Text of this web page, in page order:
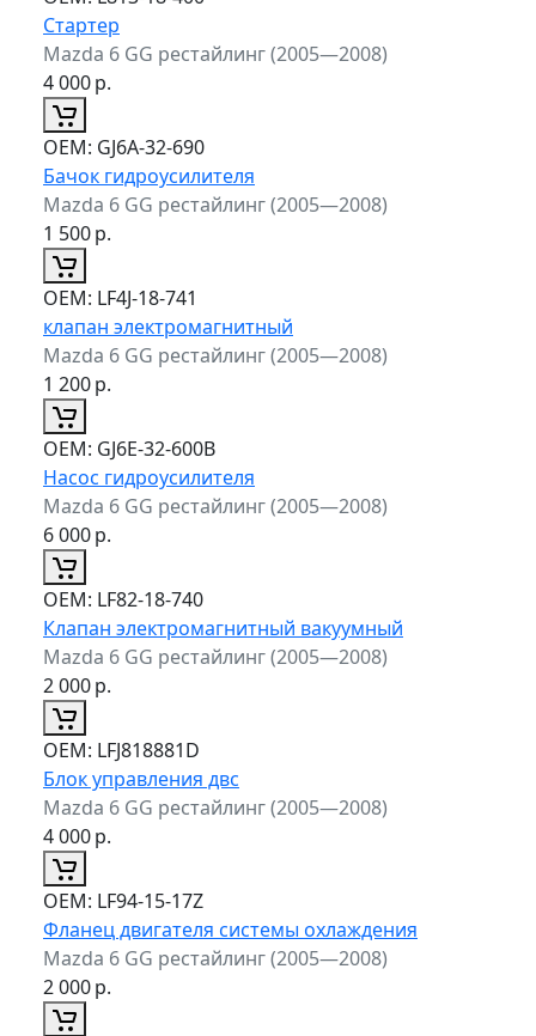
Стартер
Mazda 6 GG рестайлинг (2005—2008)
4 000р.
ОЕМ: GJ6A-32-690
Бачок гидроусилителя
Mazda 6 GG рестайлинг (2005—2008)
1 500р.
ОЕМ: LF4J-18-741
клапан электромагнитный
Mazda 6 GG рестайлинг (2005—2008)
1 200р.
ОЕМ: GJ6E-32-600B
Насос гидроусилителя
Mazda 6 GG рестайлинг (2005—2008)
6 000р.
ОЕМ: LF82-18-740
Клапан электромагнитный вакуумный
Mazda 6 GG рестайлинг (2005—2008)
2 000р.
ОЕМ: LFJ818881D
Блок управления двс
Mazda 6 GG рестайлинг (2005—2008)
4 000р.
ОЕМ: LF94-15-17Z
Фланец двигателя системы охлаждения
Mazda 6 GG рестайлинг (2005—2008)
2 000р.